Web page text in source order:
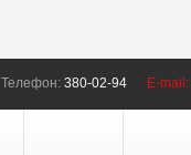
Телефон: 380-02-94 E-mail: